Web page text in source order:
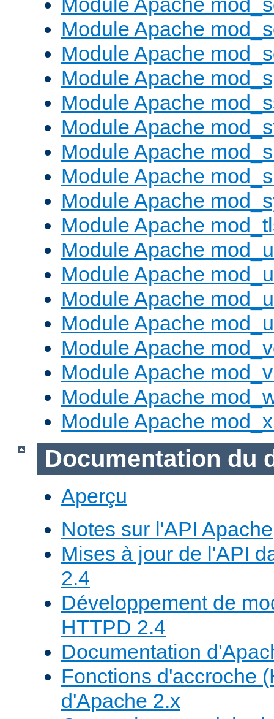
Module Apache
Module Apache
Module Apache
Module Apache
Module Apache
Module Apache
Module Apache
Module Apache
Module Apache
Module Apache
Module Apache
Module Apache
Module Apache
Module Apache
Module Apache
Module Apache
Module Apache
Documentation du
Aperçu
Notes sur l'API Apache
Mises à jour de l'API
2.4
Développement de
HTTPD 2.4
Documentation
Fonctions d'accroche
d'Apache 2.x